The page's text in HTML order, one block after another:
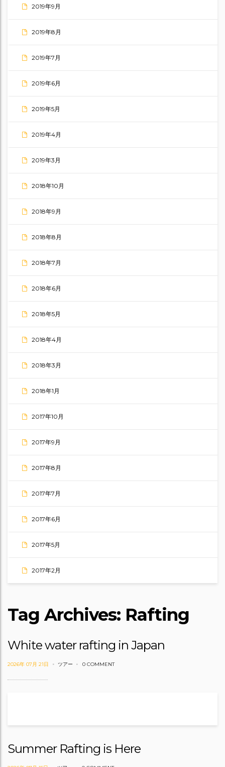
2019年9月
2019年8月
2019年7月
2019年6月
2019年5月
2019年4月
2019年3月
2018年10月
2018年9月
2018年8月
2018年7月
2018年6月
2018年5月
2018年4月
2018年3月
2018年1月
2017年10月
2017年9月
2017年8月
2017年7月
2017年6月
2017年5月
2017年2月
Tag Archives: Rafting
White water rafting in Japan
2026年 07月 21日 ツアー 0 COMMENT
Summer Rafting is Here